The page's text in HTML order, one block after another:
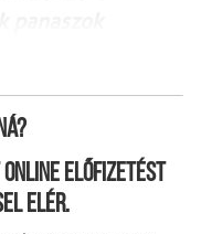
online előfizetést
elér.